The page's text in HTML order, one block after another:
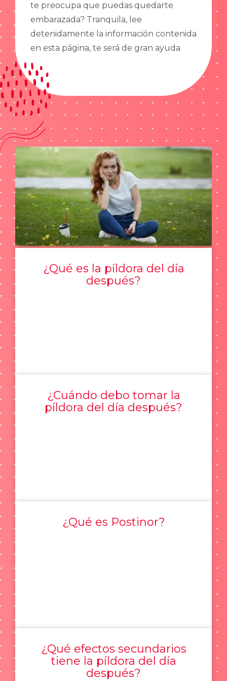
te preocupa que puedas quedarte
embarazada? Tranquila, lee
detenidamente la información contenida
en esta página, te será de gran ayuda
¿Qué es la píldora del día
después?
¿Cuándo debo tomar la
píldora del día después?
¿Qué es Postinor?
¿Qué efectos secundarios
tiene la píldora del día
después?